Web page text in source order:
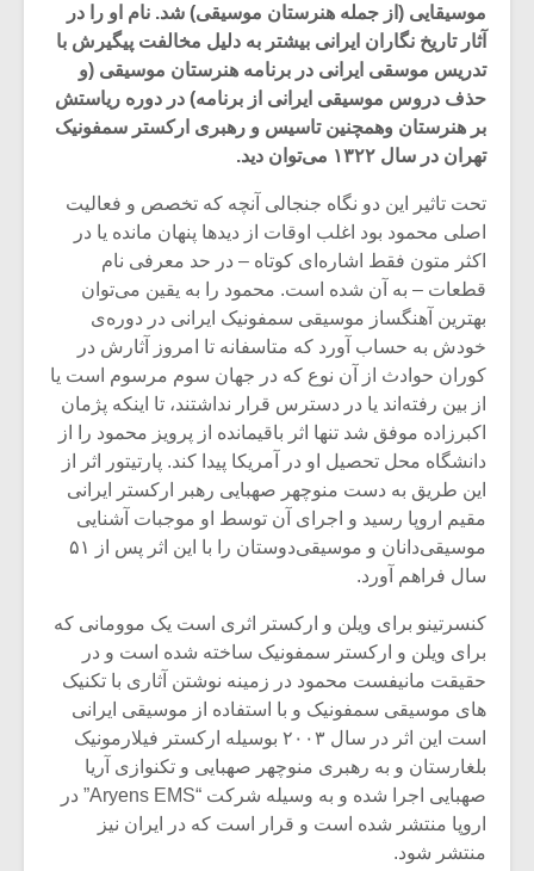
موسیقایی (از جمله هنرستان موسیقی) شد. نام او را در
آثار تاریخ نگاران ایرانی بیشتر به دلیل مخالفت پیگیرش با
تدریس موسقی ایرانی در برنامه هنرستان موسیقی (و
حذف دروس موسیقی ایرانی از برنامه) در دوره ریاستش
بر هنرستان وهمچنین تاسیس و رهبری ارکستر سمفونیک
تهران در سال ۱۳۲۲ می‌توان دید.
تحت تاثیر این دو نگاه جنجالی آنچه که تخصص و فعالیت
اصلی محمود بود اغلب اوقات از دیدها پنهان مانده یا در
اکثر متون فقط اشاره‌ای کوتاه – در حد معرفی نام
قطعات – به آن شده است. محمود را به یقین می‌توان
بهترین آهنگساز موسیقی سمفونیک ایرانی در دوره‌ی
خودش به حساب آورد که متاسفانه تا امروز آثارش در
کوران حوادث از آن نوع که در جهان سوم مرسوم است یا
از بین رفته‌اند یا در دسترس قرار نداشتند، تا اینکه پژمان
اکبرزاده موفق شد تنها اثر باقیمانده از پرویز محمود را از
دانشگاه محل تحصیل او در آمریکا پیدا کند. پارتیتور اثر از
این طریق به دست منوچهر صهبایی رهبر ارکستر ایرانی
مقیم اروپا رسید و اجرای آن توسط او موجبات آشنایی
موسیقی‌دانان و موسیقی‌دوستان را با این اثر پس از ۵۱
سال فراهم آورد.
کنسرتینو برای ویلن و ارکستر اثری است یک موومانی که
برای ویلن و ارکستر سمفونیک ساخته شده است و در
حقیقت مانیفست محمود در زمینه نوشتن آثاری با تکنیک
های موسیقی سمفونیک و با استفاده از موسیقی ایرانی
است این اثر در سال ۲۰۰۳ بوسیله ارکستر فیلارمونیک
بلغارستان و به رهبری منوچهر صهبایی و تکنوازی آریا
صهبایی اجرا شده و به وسیله شرکت “Aryens EMS” در
اروپا منتشر شده است و قرار است که در ایران نیز
منتشر شود.
میکلوش روژا
متن فیلم «متری
شیش و نیم»
اگر نمی توانی
مشهورترین باشی،
بدنام ترین باش
موسیقی
برگزار
سکانسی
موسیقی